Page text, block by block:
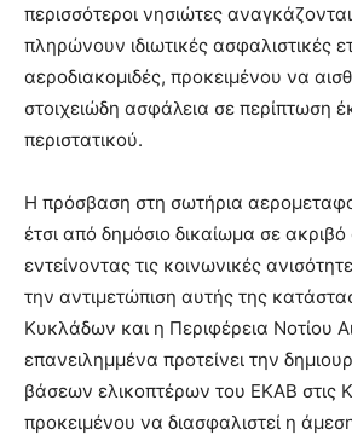
περισσότεροι νησιώτες
πληρώνουν ιδιωτικές ασφαλιστικές
αεροδιακομιδές, προκειμένου να
στοιχειώδη ασφάλεια σε περίπτωση
περιστατικού.
Η πρόσβαση στη σωτήρια
έτσι από δημόσιο δικαίωμα σε
εντείνοντας τις κοινωνικές
την αντιμετώπιση αυτής της
Κυκλάδων και η Περιφέρεια Νοτίου
επανειλημμένα προτείνει την
βάσεων ελικοπτέρων του ΕΚΑΒ στις
προκειμένου να διασφαλιστεί η